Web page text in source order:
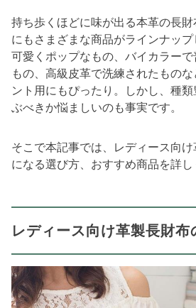
持ち歩くほどに味が出る本革の長
にもさまざまな商品がラインナッ
可愛くポップなもの、バイカラー
もの、高級皮革で洗練されたもの
ント用にもぴったり。しかし、種
ぶべきか悩ましいのも事実です。
そこで本記事では、レディース向
になる選び方、おすすめ商品を詳し
レディース向け革製長財布